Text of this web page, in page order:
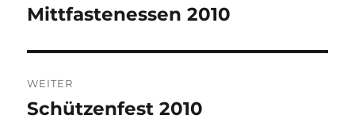
Vorheriger
Mittfastenessen 2010
WEITER
Nächster
Schützenfest 2010